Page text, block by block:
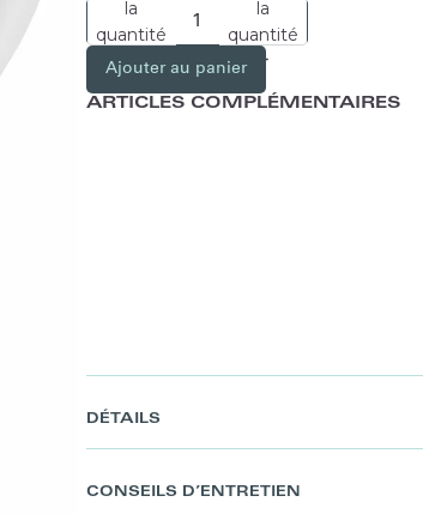
la
quantité
la
quantité
Ajouter au panier
ARTICLES COMPLÉMENTAIRES
DÉTAILS
CONSEILS D’ENTRETIEN